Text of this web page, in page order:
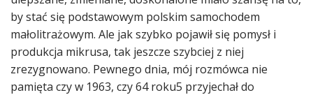
by stać się podstawowym polskim samochodem
małolitrażowym. Ale jak szybko pojawił się pomysł i
produkcja mikrusa, tak jeszcze szybciej z niej
zrezygnowano. Pewnego dnia, mój rozmówca nie
pamięta czy w 1963, czy 64 roku5 przyjechał do